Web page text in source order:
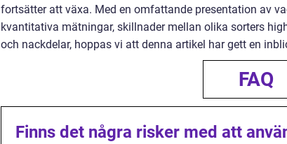
fortsätter att växa. Med en omfattande presentation av
kvantitativa mätningar, skillnader mellan olika sorters
och nackdelar, hoppas vi att denna artikel har gett en
FAQ
Finns det några risker med att